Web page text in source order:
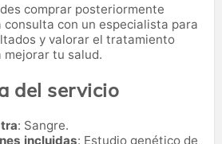
comprar posteriormente
consulta con un especialista para
y valorar el tratamiento
mejorar tu salud.
del servicio
: Sangre.
incluidas: Estudio genético de